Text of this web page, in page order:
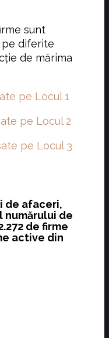
sunt
diferite
de mărima
pe Locul 1
pe Locul 2
pe Locul 3
de afaceri,
numărului de
de firme
active din